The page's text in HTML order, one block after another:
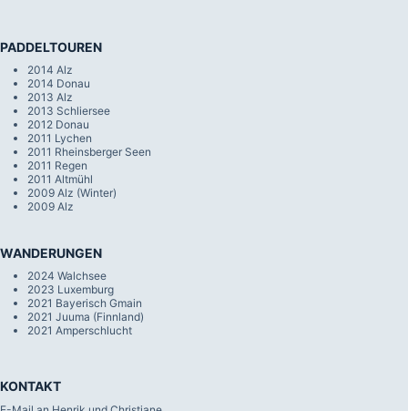
PADDELTOUREN
2014 Alz
2014 Donau
2013 Alz
2013 Schliersee
2012 Donau
2011 Lychen
2011 Rheinsberger Seen
2011 Regen
2011 Altmühl
2009 Alz (Winter)
2009 Alz
WANDERUNGEN
2024 Walchsee
2023 Luxemburg
2021 Bayerisch Gmain
2021 Juuma (Finnland)
2021 Amperschlucht
KONTAKT